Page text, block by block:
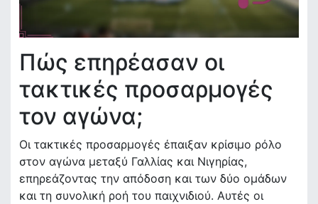
Πώς επηρέασαν οι
τακτικές προσαρμογές
τον αγώνα;
Οι τακτικές προσαρμογές έπαιξαν κρίσιμο ρόλο
στον αγώνα μεταξύ Γαλλίας και Νιγηρίας,
επηρεάζοντας την απόδοση και των δύο ομάδων
και τη συνολική ροή του παιχνιδιού. Αυτές οι